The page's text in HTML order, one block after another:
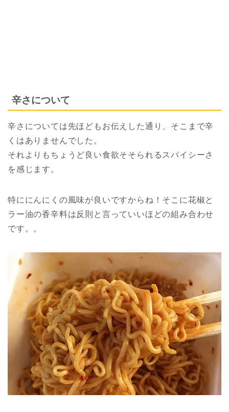
辛さについて
辛さについては先ほどもお伝えした通り、そこまで辛
くはありませんでした。
それよりもちょうど良い食欲そそられるスパイシーさ
を感じます。
特ににんにくの風味が良いですからね！そこに花椒と
ラー油の香辛料は反則と言っていいほどの組み合わせ
です。。